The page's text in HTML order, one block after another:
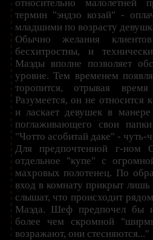
относительно малолетней
термин "эндзо козай" -
младшими по возрасту
Обычно желания
бесхитростны, и
Маэды вполне позволяет
уровне. Тем временем
торопится, отрывая
Разумеется, он не
и ласкает девушек в
поглаживающего свои
"Чотто асобитай даке" - чуть-
Для предпочтенной г-ном
отдельное "купе" с
махровых полотенец. По
вход в комнату прикрыт
слышат, что происходит
Маэда. Шеф предпочел бы
более чем скромной
возражают, они стесняются..."